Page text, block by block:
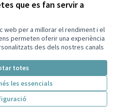
que es fan servir a
web per a millorar el rendiment i el
permeten oferir una experiència
des dels nostres canals
totes
les essencials
a GitHub
.
Amb
(Enllaç